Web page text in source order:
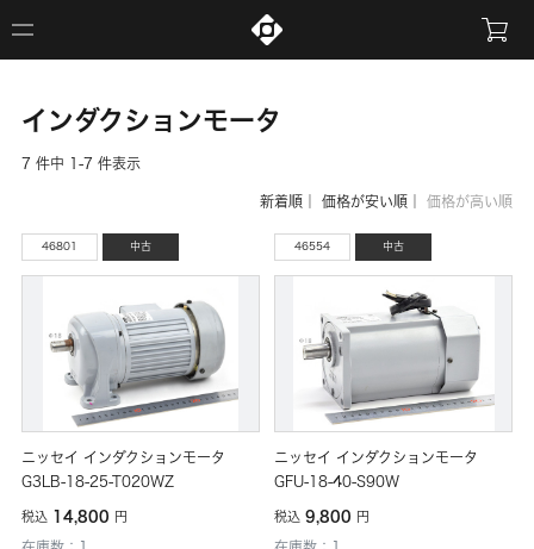
インダクションモータ
7 件中 1-7 件表示
新着順 価格が安い順 価格が高い順
46801 中古
ニッセイ インダクションモータ
G3LB-18-25-T020WZ
税込 14,800 円
46554 中古
ニッセイ インダクションモータ
GFU-18-40-S90W
税込9,800 円